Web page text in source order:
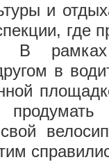
и
где
В рамках
в